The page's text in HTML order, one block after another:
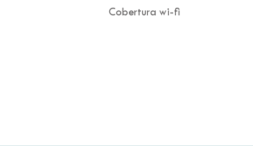
Cobertura wi-fi